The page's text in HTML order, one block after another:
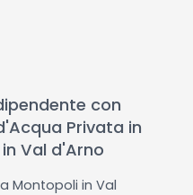
con
Privata in
Val d'Arno
Montopoli in Val